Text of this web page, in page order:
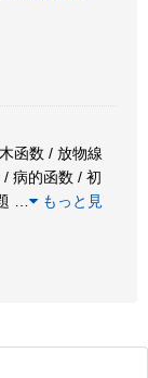
函数 / 放物線
病的函数 / 初
もっと見